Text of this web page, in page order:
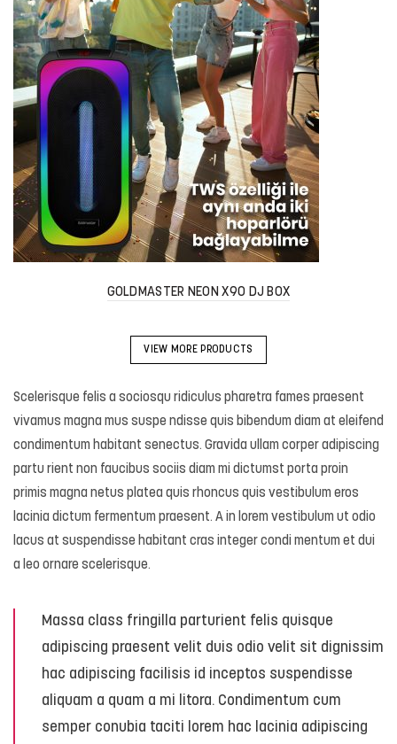
GOLDMASTER NEON X90 DJ BOX
VIEW MORE PRODUCTS
Scelerisque felis a sociosqu ridiculus pharetra fames praesent
vivamus magna mus suspe ndisse quis bibendum diam at eleifend
condimentum habitant senectus. Gravida ullam corper adipiscing
partu rient non faucibus sociis diam mi dictumst porta proin
primis magna netus platea quis rhoncus quis vestibulum eros
lacinia dictum fermentum praesent. A in lorem vestibulum ut odio
lacus at suspendisse habitant cras integer condi mentum et dui
a leo ornare scelerisque.
Massa class fringilla parturient felis quisque
adipiscing praesent velit duis odio velit sit dignissim
hac adipiscing facilisis id inceptos suspendisse
aliquam a quam a mi litora. Condimentum cum
semper conubia taciti lorem hac lacinia adipiscing